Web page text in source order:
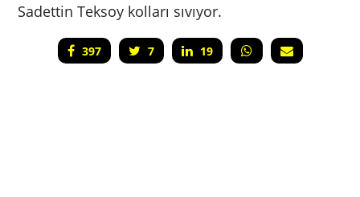
Sadettin Teksoy kolları sıvıyor.
397 7 19